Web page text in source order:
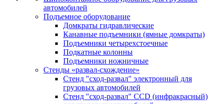
автомобилей
Подъемное оборудование
Домкраты гидравлические
Канавные подъемники (ямные домкраты)
Подъемники четырехстоечные
Подкатные колонны
Подъемники ножничные
Стенды «развал-схождение»
Стенд "сход-развал" электронный для
грузовых автомобилей
Стенд "сход-развал" CCD (инфракрасный)